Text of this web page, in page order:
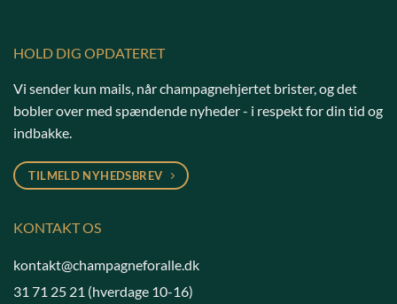
HOLD DIG OPDATERET
Vi sender kun mails, når champagnehjertet brister, og det
bobler over med spændende nyheder - i respekt for din tid og
indbakke.
TILMELD NYHEDSBREV
KONTAKT OS
kontakt@champagneforalle.dk
31 71 25 21 (hverdage 10-16)